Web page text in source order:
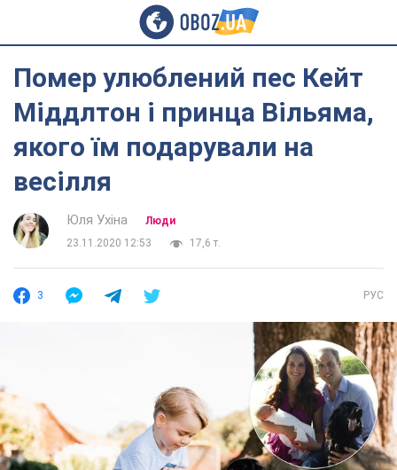
Помер улюблений пес Кейт
Міддлтон і принца Вільяма,
якого їм подарували на
весілля
Юля Ухіна
Люди
23.11.2020 12:53
17,6 т.
3 РУС